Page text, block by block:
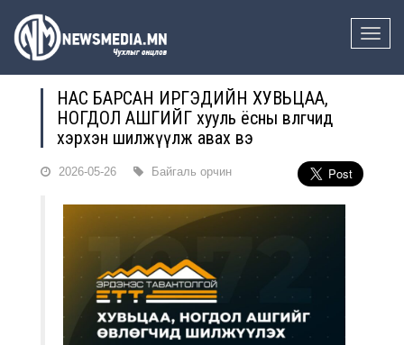
Toggle
НАС БАРСАН ИРГЭДИЙН ХУВЬЦАА,
НОГДОЛ АШГИЙГ хууль ёсны өвлөгчид
хэрхэн шилжүүлж авах вэ
2026-05-26 Байгаль орчин